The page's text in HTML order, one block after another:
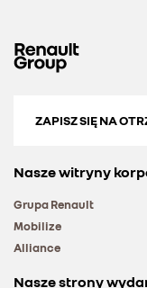
ZAPISZ SIĘ NA
Nasze witryny
Grupa Renault
Mobilize
Alliance
Nasze strony